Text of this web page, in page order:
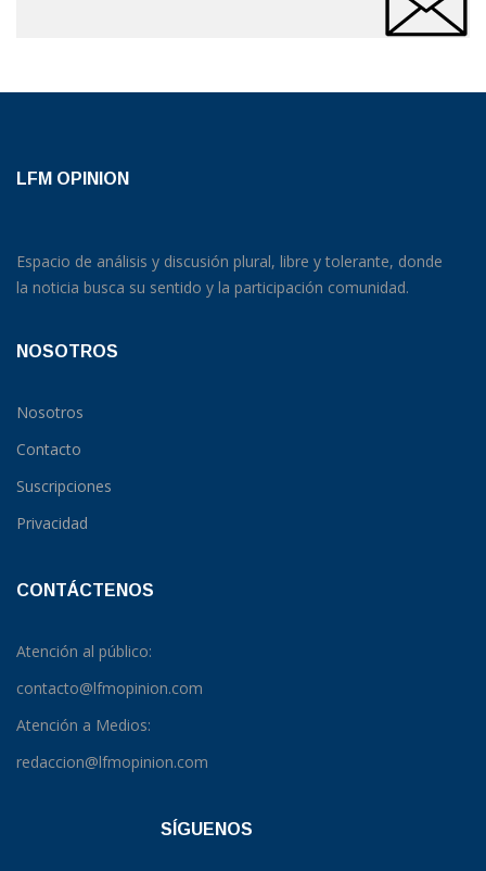
LFM OPINION
Espacio de análisis y discusión plural, libre y tolerante, donde
la noticia busca su sentido y la participación comunidad.
NOSOTROS
Nosotros
Contacto
Suscripciones
Privacidad
CONTÁCTENOS
Atención al público:
contacto@lfmopinion.com
Atención a Medios:
redaccion@lfmopinion.com
SÍGUENOS